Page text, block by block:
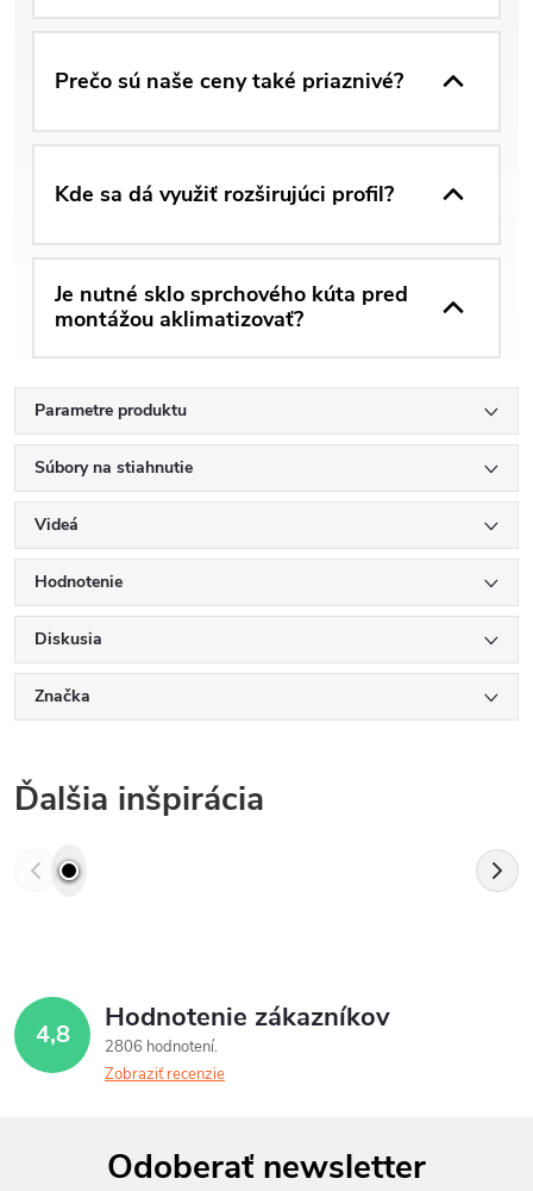
Prečo sú naše ceny také priaznivé?
Kde sa dá využiť rozširujúci profil?
Je nutné sklo sprchového kúta pred
montážou aklimatizovať?
Parametre produktu
Súbory na stiahnutie
Videá
Hodnotenie
Diskusia
Značka
Ďalšia inšpirácia
4,8 Hodnotenie zákazníkov
2806 hodnotení
Zobraziť recenzie
Odoberať newsletter